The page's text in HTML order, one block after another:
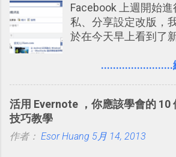
2016/7/7 新增 ： 如
帳？我的理財計畫心
2016/7/13 新增： 如
2016/8 新增： Trello
技！最想要的強大
急時間管理四象限在
來一個月的記憶長度
拉長時間練習，就能
海中更深刻的記憶。
要準備數百個考試問
練習的記憶卡片，自
樣的軟體中最受好評
Facebook 上週開始
私、分享設定改版，
於在今天早上看到了
用新版的分享功能與
置。不過有一項很實
你」的內容，決定要
活用 Evernote ，你應該學會的 10
技巧教學
作者： Esor Huang 5月 14, 2013